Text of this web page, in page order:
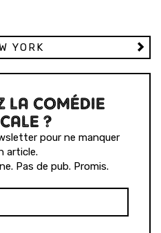
YORK
LA COMÉDIE
?
pour ne manquer
article.
Pas de pub. Promis.